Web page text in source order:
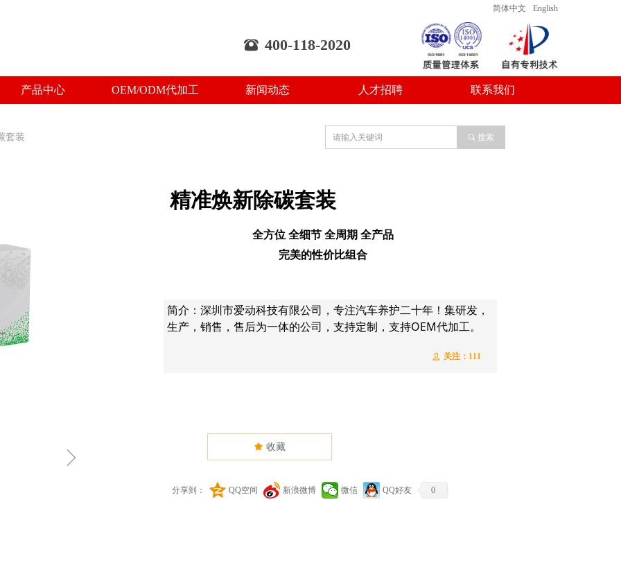
产品中心 OEM/ODM代加工 新闻动态 人才招聘 联系我们
뀰 400-118-2020
简体中文 English
套装
ꁇ
精准焕新除碳套装
全方位 全细节 全周期 全产品
完美的性价比组合
ꄑ 关注： 111
简介：深圳市爱动科技有限公司，专注汽车养护二十年！集研发，
生产，销售，售后为一体的公司，支持定制，支持OEM代加工。
끄 收藏
分享到： QQ空间 新浪微博 微信 QQ好友 0
끠 搜索